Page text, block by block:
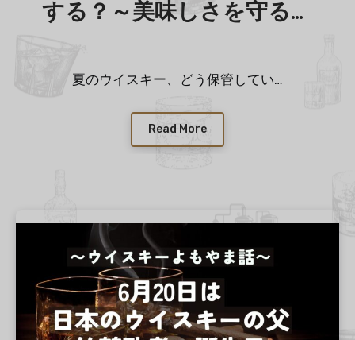
する？～美味しさを守る保
夏のウイスキー、どう保管してい…
Read More